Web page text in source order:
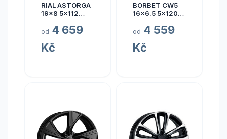
RIAL ASTORGA
19x8 5x112
od 4 659
Kč
BORBET CW5
16x6.5 5x120
od 4 559
Kč